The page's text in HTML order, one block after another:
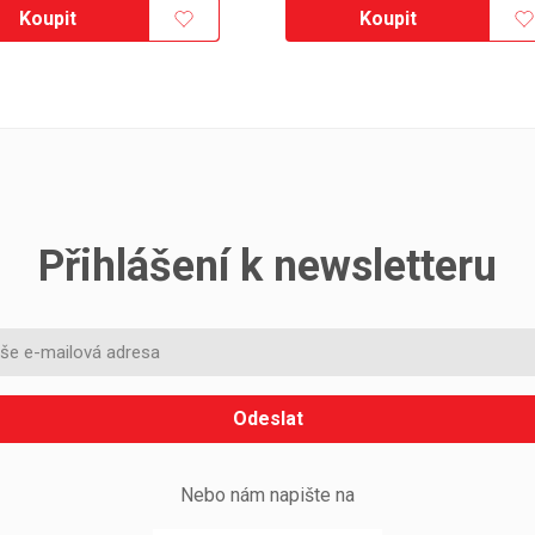
Koupit Koupit
Přihlášení k newsletteru
Odeslat
Nebo nám napište na